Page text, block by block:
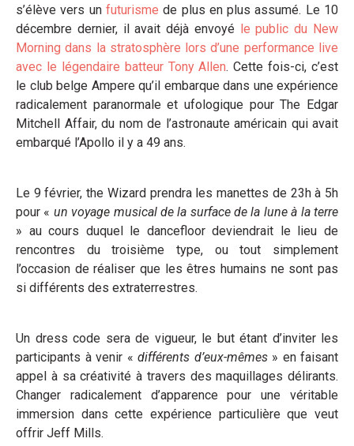
s’élève vers un futurisme de plus en plus assumé. Le 10
décembre dernier, il avait déjà envoyé
le public du New
Morning dans la stratosphère lors d’une performance live
avec le légendaire batteur Tony Allen. Cette fois-ci, c’est
le club belge Ampere qu’il embarque dans une expérience
radicalement paranormale et ufologique pour The Edgar
Mitchell Affair, du nom de l’astronaute américain qui avait
embarqué l’Apollo il y a 49 ans.
Le 9 février, the Wizard prendra les manettes de 23h à 5h
pour « un voyage musical de la surface de la lune à la terre
» au cours duquel le dancefloor deviendrait le lieu de
rencontres du troisième type, ou tout simplement
l’occasion de réaliser que les êtres humains ne sont pas
si différents des extraterrestres.
Un dress code sera de vigueur, le but étant d’inviter les
participants à venir « différents d’eux-mêmes » en faisant
appel à sa créativité à travers des maquillages délirants.
Changer radicalement d’apparence pour une véritable
immersion dans cette expérience particulière que veut
offrir Jeff Mills.